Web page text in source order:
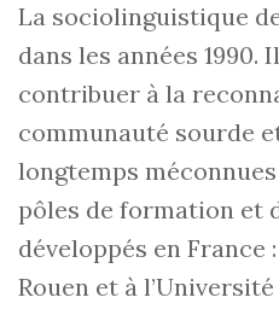
La sociolinguistique
dans les années 1990.
contribuer à la
communauté sourde
longtemps
pôles de formation et
développés en France
Rouen et à